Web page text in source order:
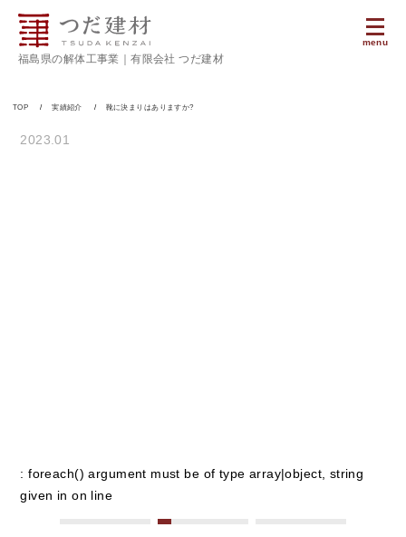
福島県の解体工事業｜有限会社 つだ建材
menu
TOP 実績紹介 靴に決まりはありますか?
2023.01
: foreach() argument must be of type array|object, string
given inon line